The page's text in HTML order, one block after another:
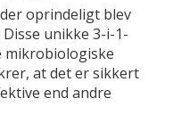
oprindeligt blev
unikke 3-i-1-
mikrobiologiske
at det er sikkert
end andre